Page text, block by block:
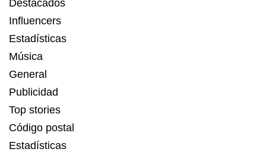
Destacados
Influencers
Estadísticas
Música
General
Publicidad
Top stories
Código postal
Estadísticas